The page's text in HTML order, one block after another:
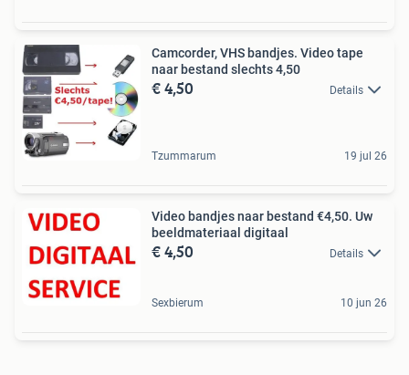
Camcorder, VHS bandjes. Video tape
naar bestand slechts 4,50
€ 4,50 Details
Tzummarum 19 jul 26
Video bandjes naar bestand €4,50. Uw
beeldmateriaal digitaal
€ 4,50 Details
Sexbierum 10 jun 26